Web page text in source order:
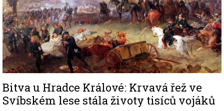
Bitva u Hradce Králové: Krvavá řež ve
Svíbském lese stála životy tisíců vojáků